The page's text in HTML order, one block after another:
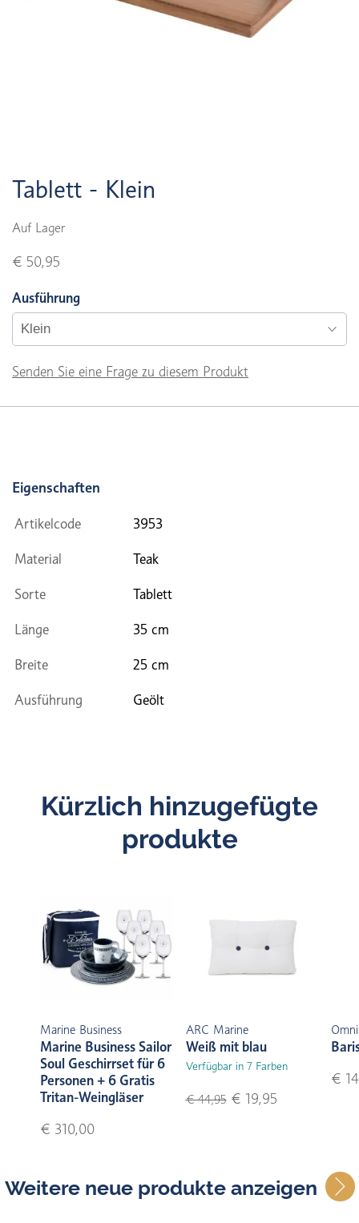
Tablett - Klein
Auf Lager
€ 50,95
Ausführung
Senden Sie eine Frage zu diesem Produkt
Eigenschaften
Artikelcode 3953
Material Teak
Sorte Tablett
Länge 35 cm
Breite 25 cm
Ausführung Geölt
Kürzlich hinzugefügte
produkte
Marine Business
Marine Business Sailor
Soul Geschirrset für 6
Personen + 6 Gratis
Tritan-Weingläser
€ 310,00
ARC Marine
Weiß mit blau
Verfügbar in 7 Farben
€ 44,95€ 19,95
€
Weitere neue produkte anzeigen